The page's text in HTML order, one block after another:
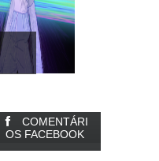
COMENTÁRI
OS FACEBOOK